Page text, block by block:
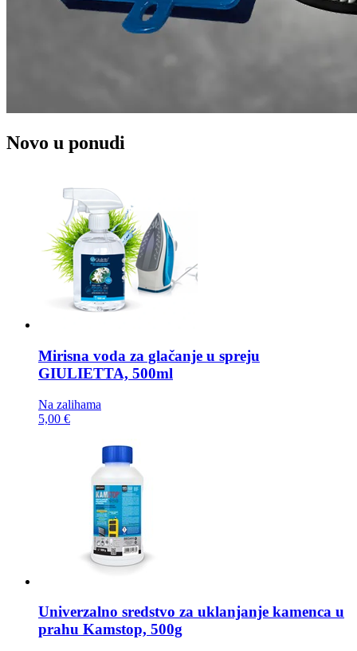
Novo u ponudi
Mirisna voda za glačanje u spreju
GIULIETTA, 500ml
Na zalihama
5,00 €
Univerzalno sredstvo za uklanjanje kamenca u
prahu Kamstop, 500g